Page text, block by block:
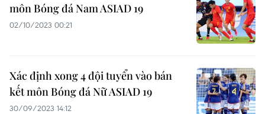
môn Bóng đá Nam ASIAD 19
02/10/2023 00:21
Xác định xong 4 đội tuyển vào bán
kết môn Bóng đá Nữ ASIAD 19
30/09/2023 14:12